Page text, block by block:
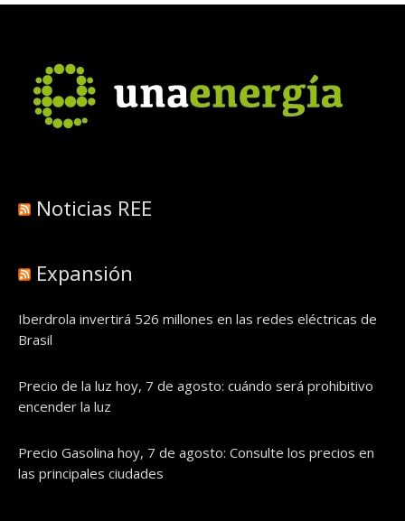
Noticias REE
Expansión
Iberdrola invertirá 526 millones en las redes eléctricas de
Brasil
Precio de la luz hoy, 7 de agosto: cuándo será prohibitivo
encender la luz
Precio Gasolina hoy, 7 de agosto: Consulte los precios en
las principales ciudades